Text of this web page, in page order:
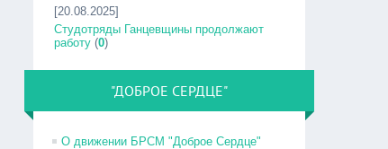
[20.08.2025]
Студотряды Ганцевщины продолжают
работу (0)
"ДОБРОЕ СЕРДЦЕ"
О движении БРСМ "Доброе Сердце"